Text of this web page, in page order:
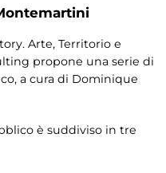
Arte, Territorio e
propone una serie di
a cura di Dominique
è suddiviso in tre